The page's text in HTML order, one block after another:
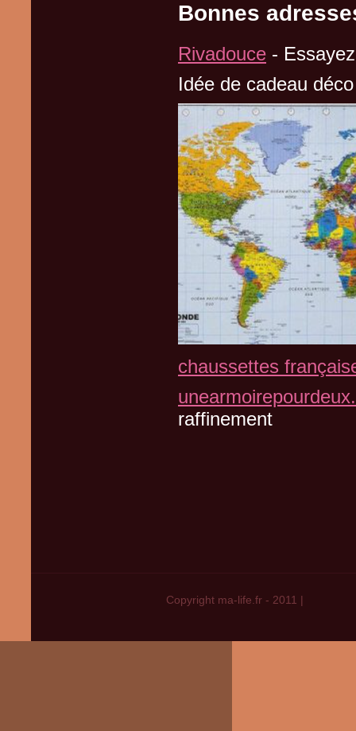
Bonnes
Rivadouce -
Idée de cadeau
chaussettes
raffinement
Copyright ma-life.fr - 2011 |